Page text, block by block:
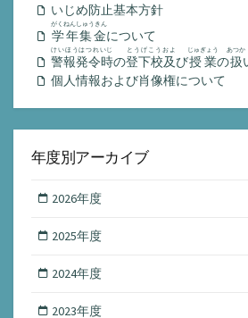
いじめ防止基本方針
学年集金
がくねんしゅうきん
について
警報発令時
けいほうはつれいじ
の登下校及
とうげこうおよ
び授業
じゅぎょう
の扱
あつか
個人情報および肖像権について
年度別アーカイブ
2026年度
2025年度
2024年度
2023年度